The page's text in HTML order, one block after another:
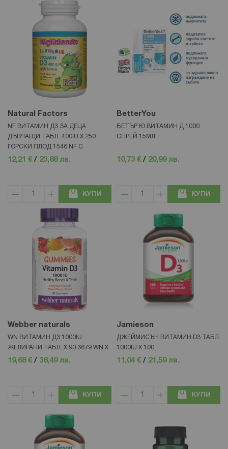
Natural Factors
NF ВИТАМИН Д3 ЗА ДЕЦА
ДЪВЧАЩИ ТАБЛ. 400IU Х 250
ГОРСКИ ПЛОД 1546 NF С
12,21 € / 23,88 лв.
КУПИ
BetterYou
БЕТЪР Ю ВИТАМИН Д 1000
СПРЕЙ 15МЛ
10,73 € / 20,99 лв.
КУПИ
Webber naturals
WN ВИТАМИН Д3 1000IU
ЖЕЛИРАНИ ТАБЛ. Х 90 3679 WN Х
19,68 € / 38,49 лв.
КУПИ
Jamieson
ДЖЕЙМИСЪН ВИТАМИН D3 ТАБЛ.
1000IU Х 100
11,04 € / 21,59 лв.
КУПИ